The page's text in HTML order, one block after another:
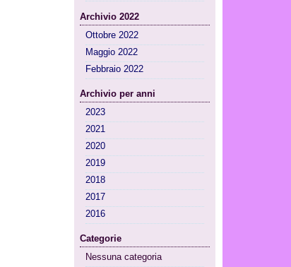
Archivio 2022
Ottobre 2022
Maggio 2022
Febbraio 2022
Archivio per anni
2023
2021
2020
2019
2018
2017
2016
Categorie
Nessuna categoria